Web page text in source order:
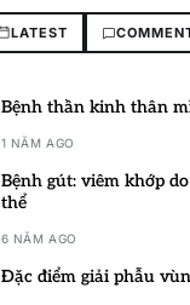
LATEST
Bệnh thần kinh thân
1 NĂM AGO
Bệnh gút: viêm khớp
thể
6 NĂM AGO
Đặc điểm giải phẫu